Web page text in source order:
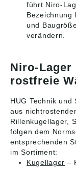
führt Niro-
Bezeichnung
und
verändern.
Niro-Lager
rostfreie
HUG Technik
aus
Rillenkugellager,
folgen dem
entsprechenden
im Sortiment:
Kugellager –